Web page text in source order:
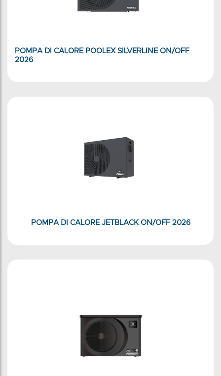
POMPA DI CALORE POOLEX SILVERLINE ON/OFF
2026
POMPA DI CALORE JETBLACK ON/OFF 2026